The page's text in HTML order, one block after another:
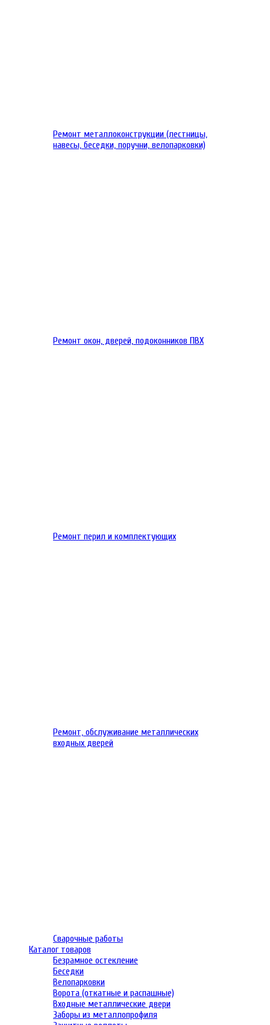
Ремонт металлоконструкции (лестницы,
навесы, беседки, поручни, велопарковки)
Ремонт окон, дверей, подоконников ПВХ
Ремонт перил и комплектующих
Ремонт, обслуживание металлических
входных дверей
Сварочные работы
Каталог товаров
Безрамное остекление
Беседки
Велопарковки
Ворота (откатные и распашные)
Входные металлические двери
Заборы из металлопрофиля